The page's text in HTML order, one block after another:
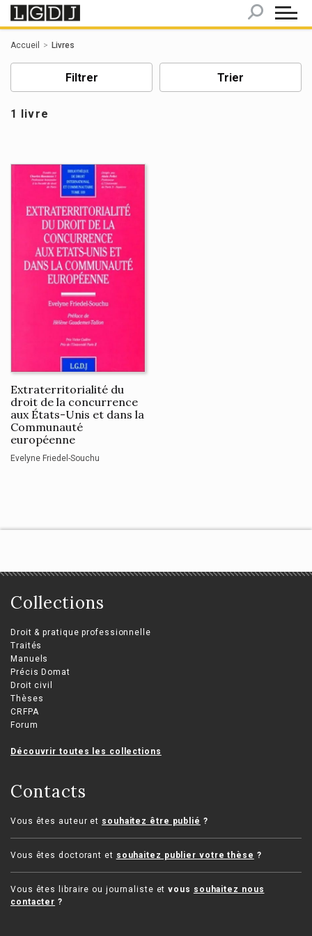
Accueil Livres
Filtrer Trier
1 livre
Extraterritorialité du
droit de la concurrence
aux États-Unis et dans la
Communauté
européenne
Evelyne Friedel-Souchu
Collections
Droit & pratique professionnelle
Traités
Manuels
Précis Domat
Droit civil
Thèses
CRFPA
Forum
Découvrir toutes les collections
Contacts
Vous êtes auteur et souhaitez être publié ?
Vous êtes doctorant et souhaitez publier votre thèse ?
Vous êtes libraire ou journaliste etvous souhaitez nous
contacter ?
Panneau de gestion des cookies